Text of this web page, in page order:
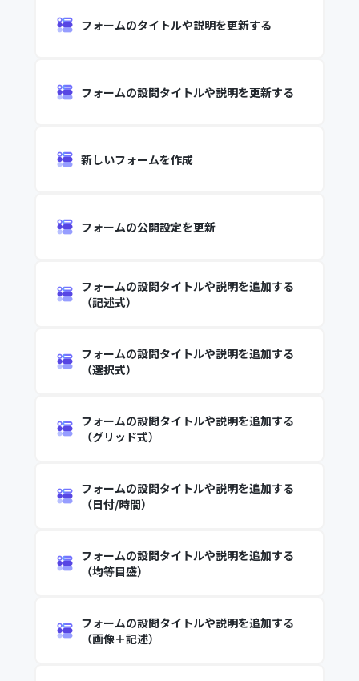
フォームのタイトルや説明を更新する
フォームの設問タイトルや説明を更新する
新しいフォームを作成
フォームの公開設定を更新
フォームの設問タイトルや説明を追加する
（記述式）
フォームの設問タイトルや説明を追加する
（選択式）
フォームの設問タイトルや説明を追加する
（グリッド式）
フォームの設問タイトルや説明を追加する
（日付/時間）
フォームの設問タイトルや説明を追加する
（均等目盛）
フォームの設問タイトルや説明を追加する
（画像＋記述）